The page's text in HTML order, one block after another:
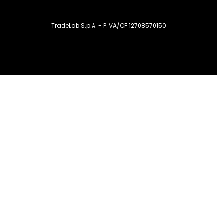
TradeLab S.p.A. - P.IVA/CF 12708570150